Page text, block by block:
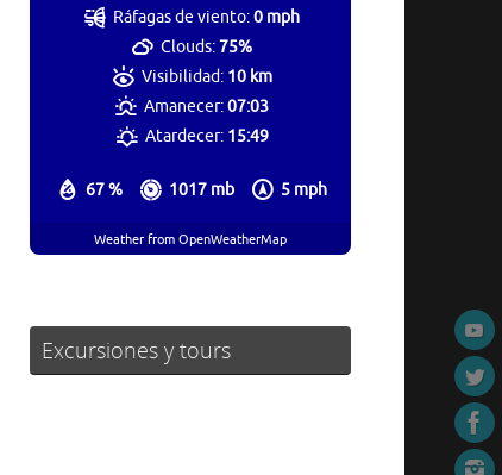
67 % 1017 mb 5 mph
Ráfagas de viento:0 mph
Clouds:75%
Visibilidad: 10 km
Amanecer:07:03
Atardecer: 15:49
Weather from OpenWeatherMap
Excursiones y tours